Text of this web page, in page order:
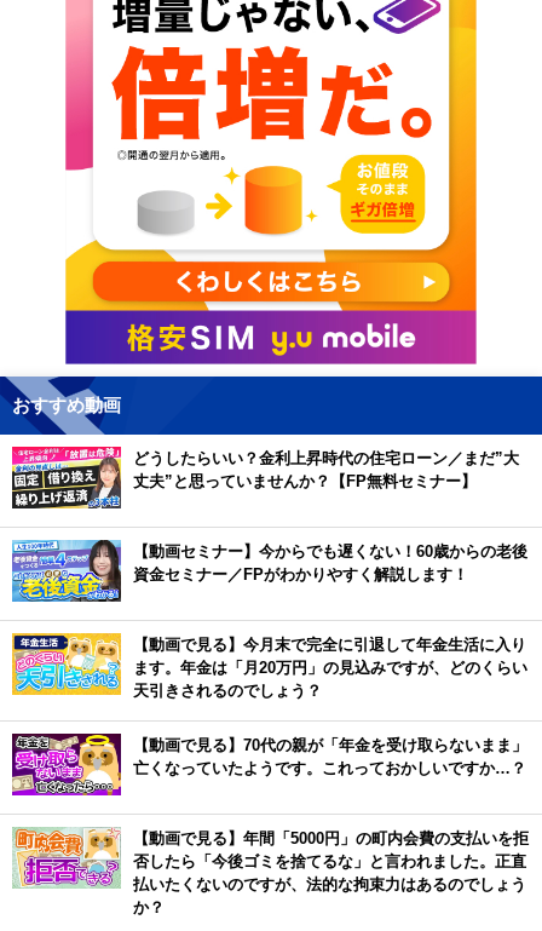
おすすめ動画
どうしたらいい？金利上昇時代の住宅ローン／まだ”大
丈夫”と思っていませんか？【FP無料セミナー】
【動画セミナー】今からでも遅くない！60歳からの老後
資金セミナー／FPがわかりやすく解説します！
【動画で見る】今月末で完全に引退して年金生活に入り
ます。年金は「月20万円」の見込みですが、どのくらい
天引きされるのでしょう？
【動画で見る】70代の親が「年金を受け取らないまま」
亡くなっていたようです。これっておかしいですか…？
【動画で見る】年間「5000円」の町内会費の支払いを拒
否したら「今後ゴミを捨てるな」と言われました。正直
払いたくないのですが、法的な拘束力はあるのでしょう
か？